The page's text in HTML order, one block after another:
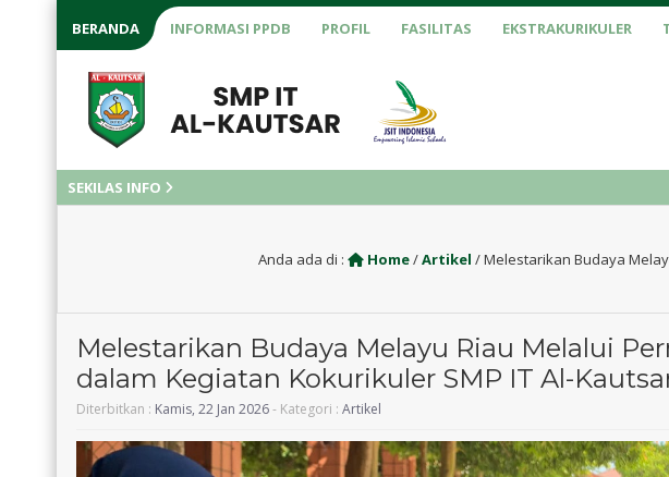
BERANDA INFORMASI PPDB PROFIL FASILITAS EKSTRAKURIKULER
SEKILAS INFO
Anda ada di : Home/Artikel /Melestarikan Budaya
Melestarikan Budaya Melayu Riau Melalui
dalam Kegiatan Kokurikuler SMP IT Al-
Diterbitkan : Kamis, 22 Jan 2026- Kategori : Artikel